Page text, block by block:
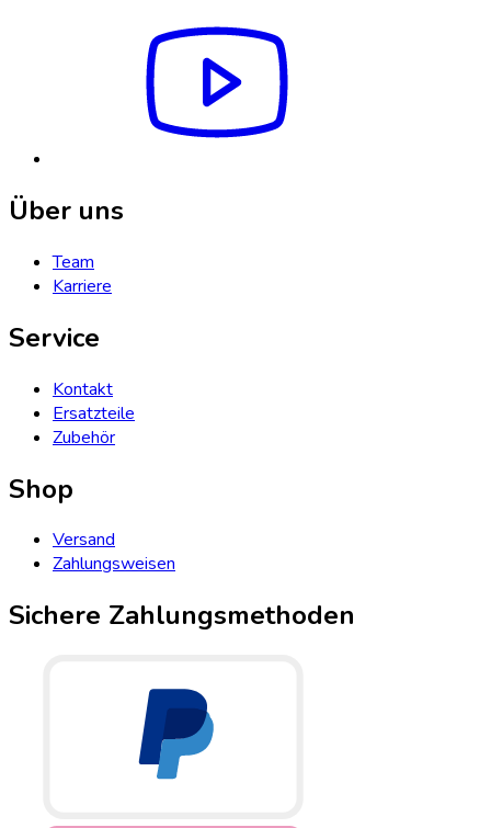
Über uns
Team
Karriere
Service
Kontakt
Ersatzteile
Zubehör
Shop
Versand
Zahlungsweisen
Sichere Zahlungsmethoden